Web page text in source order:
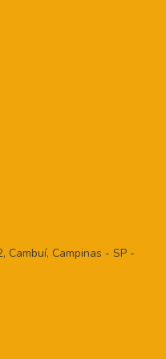
Cambuí, Campinas - SP -